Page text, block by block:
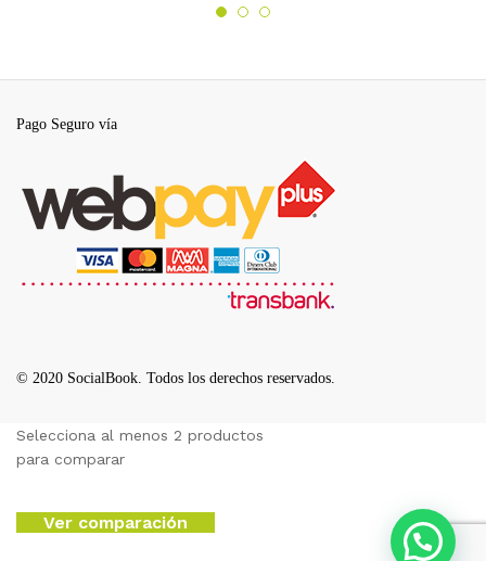
© 2020 SocialBook. Todos los derechos reservados.
Pago Seguro vía
Selecciona al menos 2 productos
para comparar
Ver comparación